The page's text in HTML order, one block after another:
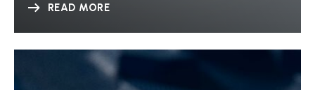
READ MORE